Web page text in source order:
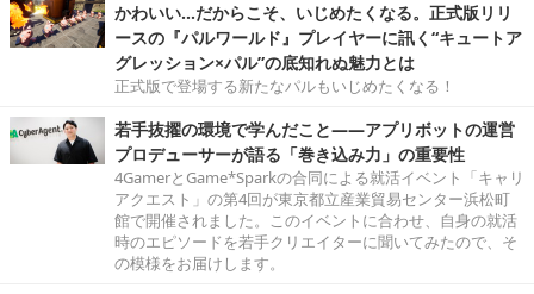
かわいい…だからこそ、いじめたくなる。正式版リリ
ースの『パルワールド』プレイヤーに訊く“キュートア
グレッション×パル”の底知れぬ魅力とは
正式版で登場する新たなパルもいじめたくなる！
若手抜擢の環境で学んだこと――アプリボットの運営
プロデューサーが語る「巻き込み力」の重要性
4GamerとGame*Sparkの合同による就活イベント「キャリ
アクエスト」の第4回が東京都立産業貿易センター浜松町
館で開催されました。このイベントに合わせ、自身の就活
時のエピソードを若手クリエイターに聞いてみたので、そ
の模様をお届けします。